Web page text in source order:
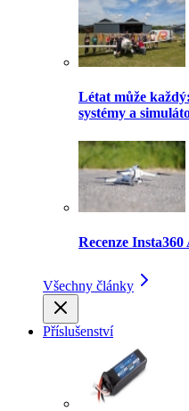
Létat může
systémy a
Recenze
Všechny články
Příslušenství